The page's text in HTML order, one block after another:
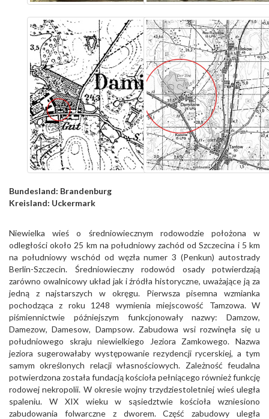
Bundesland: Brandenburg
Kreisland: Uckermark
Niewielka wieś o średniowiecznym rodowodzie położona w
odległości około 25 km na południowy zachód od Szczecina i 5 km
na południowy wschód od węzła numer 3 (Penkun) autostrady
Berlin-Szczecin. Średniowieczny rodowód osady potwierdzają
zarówno owalnicowy układ jak i źródła historyczne, uważające ją za
jedną z najstarszych w okręgu. Pierwsza pisemna wzmianka
pochodząca z roku 1248 wymienia miejscowość Tamzowa. W
piśmiennictwie późniejszym funkcjonowały nazwy: Damzow,
Damezow, Damesow, Dampsow. Zabudowa wsi rozwinęła się u
południowego skraju niewielkiego Jeziora Zamkowego. Nazwa
jeziora sugerowałaby występowanie rezydencji rycerskiej, a tym
samym określonych relacji własnościowych. Zależność feudalna
potwierdzona została fundacją kościoła pełniącego również funkcję
rodowej nekropolii. W okresie wojny trzydziestoletniej wieś uległa
spaleniu. W XIX wieku w sąsiedztwie kościoła wzniesiono
zabudowania folwarczne z dworem. Część zabudowy uległa